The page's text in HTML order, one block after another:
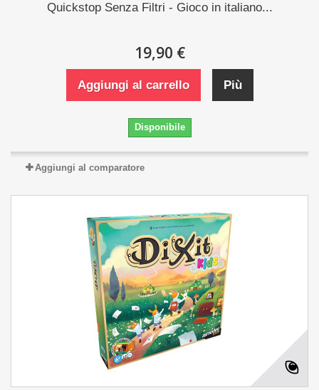
Quickstop Senza Filtri - Gioco in italiano...
19,90 €
Aggiungi al carrello Più
Disponibile
Aggiungi al comparatore